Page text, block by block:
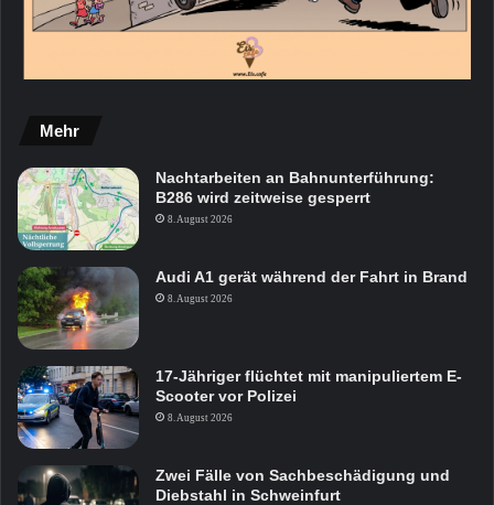
Mehr
Nachtarbeiten an Bahnunterführung:
B286 wird zeitweise gesperrt
8. August 2026
Audi A1 gerät während der Fahrt in Brand
8. August 2026
17-Jähriger flüchtet mit manipuliertem E-
Scooter vor Polizei
8. August 2026
Zwei Fälle von Sachbeschädigung und
Diebstahl in Schweinfurt